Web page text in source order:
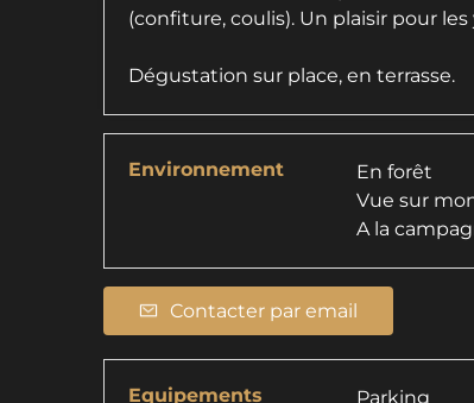
(confiture, coulis). Un plaisir pour
Dégustation sur place, en terrasse.
Environnement
En forêt
Vue sur
A la
Contacter par email
Equipements Parking